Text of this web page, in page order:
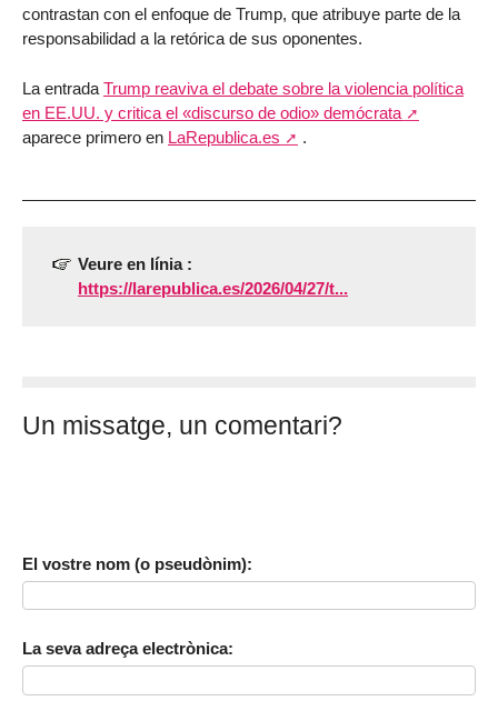
contrastan con el enfoque de Trump, que atribuye parte de la
responsabilidad a la retórica de sus oponentes.
La entrada Trump reaviva el debate sobre la violencia política
en EE.UU. y critica el «discurso de odio» demócrata
aparece primero en LaRepublica.es .
Veure en línia :
https://larepublica.es/2026/04/27/t...
Un missatge, un comentari?
El vostre nom (o pseudònim):
La seva adreça electrònica: